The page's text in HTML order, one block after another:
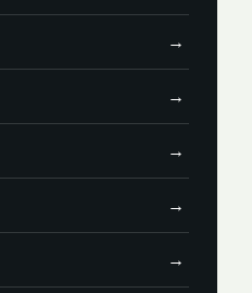
→
→
→
→
→